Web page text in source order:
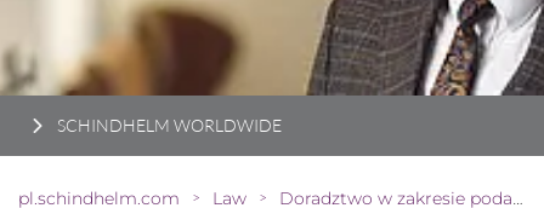
SCHINDHELM WORLDWIDE
pl.schindhelm.com > Law >